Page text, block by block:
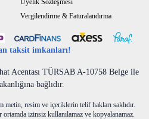
Üyelik Sözleşmesi
Vergilendirme & Faturalandırma
taksit imkanları!
Acentası TÜRSAB A-10758 Belge ile
bağlıdır.
resim ve içeriklerin telif hakları saklıdır.
izinsiz kullanılamaz ve kopyalanamaz.